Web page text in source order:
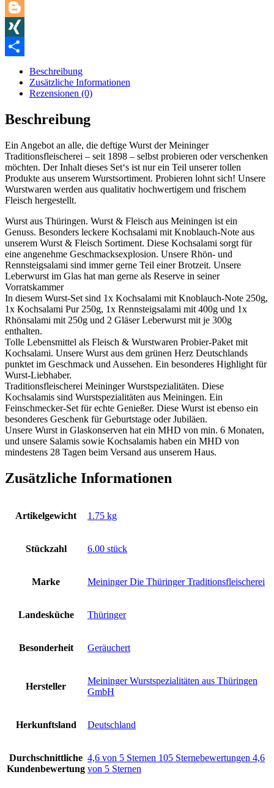
LinkedIn
Blogger
XING
Beschreibung
Zusätzliche Informationen
Rezensionen (0)
Beschreibung
Ein Angebot an alle, die deftige Wurst der Meininger
Traditionsfleischerei – seit 1898 – selbst probieren oder verschenken
möchten. Der Inhalt dieses Set‘s ist nur ein Teil unserer tollen
Produkte aus unserem Wurstsortiment. Probieren lohnt sich! Unsere
Wurstwaren werden aus qualitativ hochwertigem und frischem
Fleisch hergestellt.
Wurst aus Thüringen. Wurst & Fleisch aus Meiningen ist ein
Genuss. Besonders leckere Kochsalami mit Knoblauch-Note aus
unserem Wurst & Fleisch Sortiment. Diese Kochsalami sorgt für
eine angenehme Geschmacksexplosion. Unsere Rhön- und
Rennsteigsalami sind immer gerne Teil einer Brotzeit. Unsere
Leberwurst im Glas hat man gerne als Reserve in seiner
Vorratskammer
In diesem Wurst-Set sind 1x Kochsalami mit Knoblauch-Note 250g,
1x Kochsalami Pur 250g, 1x Rennsteigsalami mit 400g und 1x
Rhönsalami mit 250g und 2 Gläser Leberwurst mit je 300g
enthalten.
Tolle Lebensmittel als Fleisch & Wurstwaren Probier-Paket mit
Kochsalami. Unsere Wurst aus dem grünen Herz Deutschlands
punktet im Geschmack und Aussehen. Ein besonderes Highlight für
Wurst-Liebhaber.
Traditionsfleischerei Meininger Wurstspezialitäten. Diese
Kochsalamis sind Wurstspezialitäten aus Meiningen. Ein
Feinschmecker-Set für echte Genießer. Diese Wurst ist ebenso ein
besonderes Geschenk für Geburtstage oder Jubiläen.
Unsere Wurst in Glaskonserven hat ein MHD von min. 6 Monaten,
und unsere Salamis sowie Kochsalamis haben ein MHD von
mindestens 28 Tagen beim Versand aus unserem Haus.
Zusätzliche Informationen
Artikelgewicht ‎1.75 kg
Stückzahl ‎6.00 stück
Marke ‎Meininger Die Thüringer Traditionsfleischerei
Landesküche ‎Thüringer
Besonderheit ‎Geräuchert
Hersteller
‎Meininger Wurstspezialitäten aus Thüringen
GmbH
Herkunftsland ‎Deutschland
Durchschnittliche
Kundenbewertung
4,6 von 5 Sternen 105 Sternebewertungen 4,6
von 5 Sternen